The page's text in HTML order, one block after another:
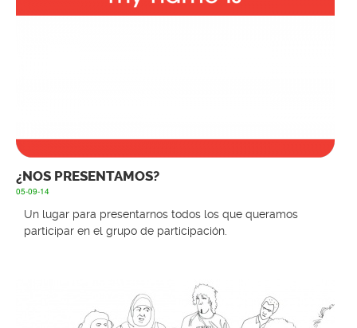
¿NOS PRESENTAMOS?
05-09-14
Un lugar para presentarnos todos los que queramos
participar en el grupo de participación.